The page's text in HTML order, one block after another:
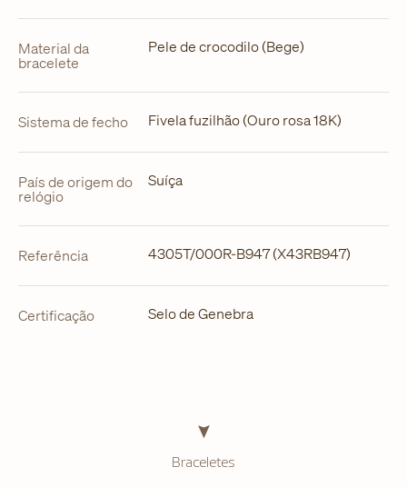
Material da
bracelete
Pele de crocodilo (Bege)
Sistema de fecho Fivela fuzilhão (Ouro rosa 18K)
País de origem do
relógio
Suíça
Referência 4305T/000R-B947 (X43RB947)
Certificação Selo de Genebra
Braceletes